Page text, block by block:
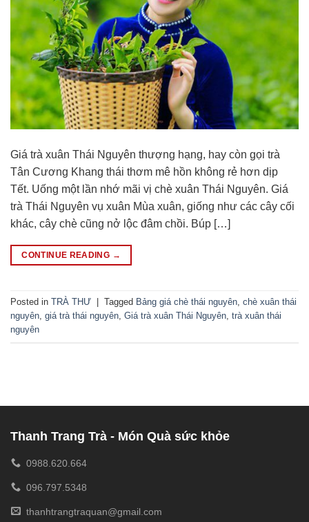
Giá trà xuân Thái Nguyên thượng hạng, hay còn gọi trà
Tân Cương Khang thái thơm mê hồn không rẻ hơn dịp
Tết. Uống một lần nhớ mãi vị chè xuân Thái Nguyên. Giá
trà Thái Nguyên vụ xuân Mùa xuân, giống như các cây cối
khác, cây chè cũng nở lộc đâm chồi. Búp […]
CONTINUE READING →
Posted in TRÀ THƯ Tagged Bảng giá chè thái nguyên chè xuân thái
nguyên giá trà thái nguyên Giá trà xuân Thái Nguyên trà xuân thái
nguyên
Thanh Trang Trà - Món Quà sức khỏe
0988.620.664
096.797.5348
thanhtrangtraquan@gmail.com